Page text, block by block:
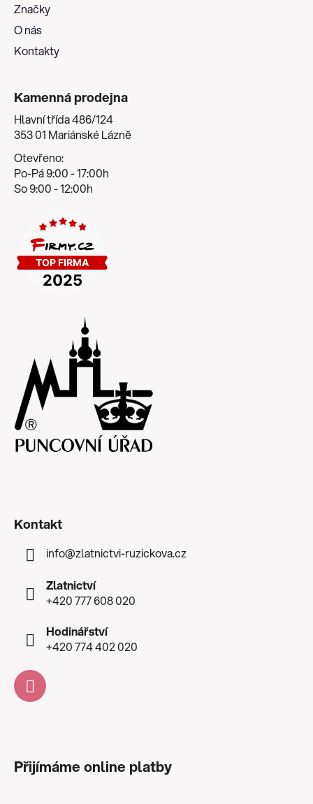
Značky
O nás
Kontakty
Kamenná prodejna
Hlavní třída 486/124
353 01 Mariánské Lázně
Otevřeno:
Po-Pá 9:00 - 17:00h
So 9:00 - 12:00h
Kontakt
info@zlatnictvi-ruzickova.cz
Zlatnictví
+420 777 608 020
Hodinářství
+420 774 402 020
Přijímáme online platby